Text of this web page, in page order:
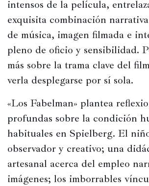
intensos de la película,
exquisita combinación
de música, imagen filmada e
pleno de oficio y sensibilidad.
más sobre la trama clave del
verla desplegarse por sí sola.
«Los Fabelman» plantea
profundas sobre la condición
habituales en Spielberg. El
observador y creativo; una
artesanal acerca del empleo
imágenes; los imborrables